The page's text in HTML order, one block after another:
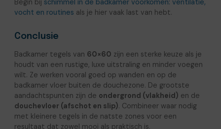
vocht en routines als je hier vaak last van hebt.
Conclusie
Badkamer tegels van 60×60 zijn een sterke keuze als je
houdt van een rustige, luxe uitstraling en minder voegen
wilt. Ze werken vooral goed op wanden en op de
badkamer vloer buiten de douchezone. De grootste
aandachtspunten zijn de ondergrond (vlakheid) en de
douchevloer (afschot en slip). Combineer waar nodig
met kleinere tegels in de natste zones voor een
resultaat dat zowel mooi als praktisch is.